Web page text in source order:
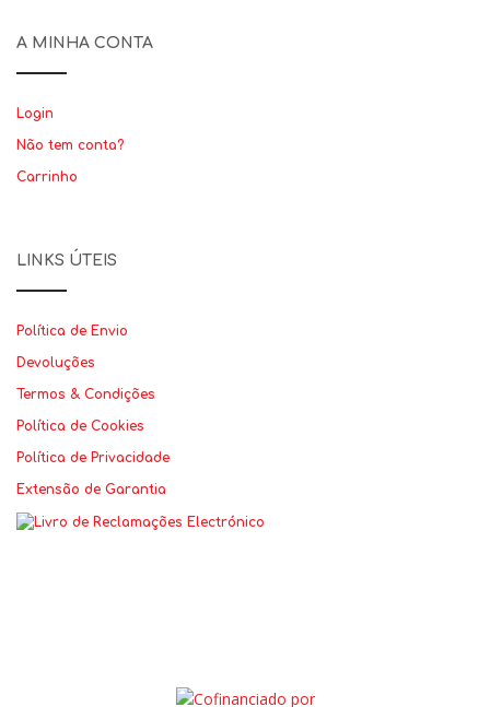
A MINHA CONTA
Login
Não tem conta?
Carrinho
LINKS ÚTEIS
Política de Envio
Devoluções
Termos & Condições
Política de Cookies
Política de Privacidade
Extensão de Garantia